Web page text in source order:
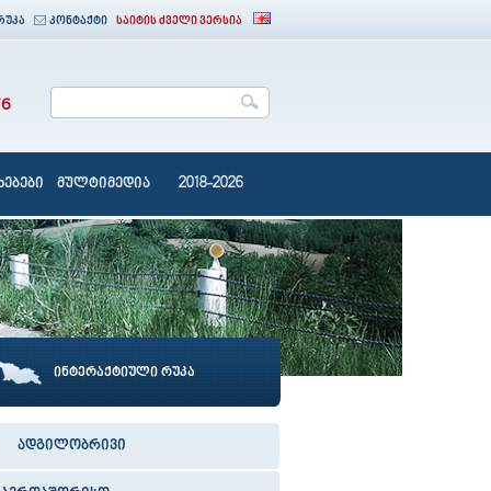
კონტაქტი საიტის ძველი ვერსია
მულტიმედია 2018-2026
ინტერაქტიული რუკა
ადგილობრივი